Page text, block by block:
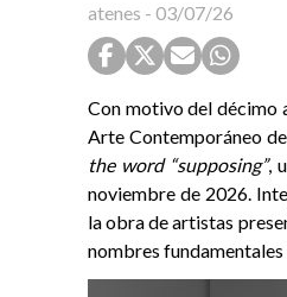
atenes - 03/07/26
Con motivo del décimo
Arte Contemporáneo
the word “supposing”,
noviembre de 2026.
la obra de artistas
nombres